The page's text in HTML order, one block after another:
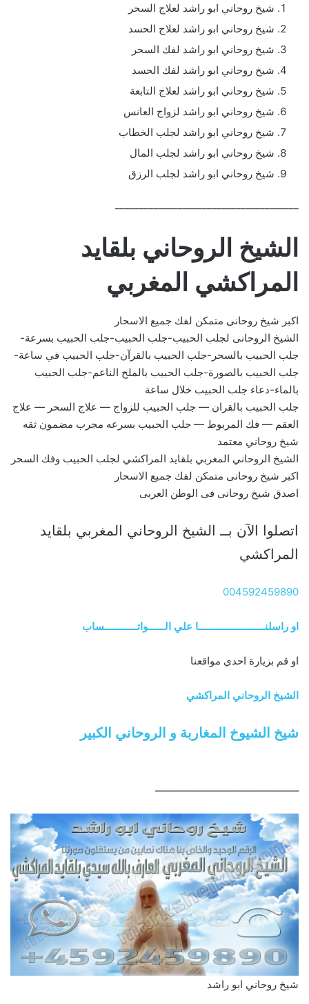
شيخ روحاني ابو راشد لعلاج السحر
شيخ روحاني ابو راشد لعلاج الحسد
شيخ روحاني ابو راشد لفك السحر
شيخ روحاني ابو راشد لفك الحسد
شيخ روحاني ابو راشد لعلاج التابعة
شيخ روحاني ابو راشد لزواج العانس
شيخ روحاني ابو راشد لجلب الخطاب
شيخ روحاني ابو راشد لجلب المال
شيخ روحاني ابو راشد لجلب الرزق
الشيخ الروحاني بلقايد
المراكشي المغربي
اكبر شيخ روحانى متمكن لفك جميع الاسحار
الشيخ الروحانى لجلب الحبيب-جلب الحبيب-جلب الحبيب بسرعة-
جلب الحبيب بالسحر-جلب الحبيب بالقرآن-جلب الحبيب في ساعة-
جلب الحبيب بالصورة-جلب الحبيب بالملح الناعم-جلب الحبيب
بالماء-دعاء جلب الحبيب خلال ساعة
جلب الحبيب بالقران — جلب الحبيب للزواج — علاج السحر — علاج
العقم — فك المربوط — جلب الحبيب بسرعه مجرب مضمون ثقه
شيخ روحاني معتمد
الشيخ الروحاني المغربي بلقايد المراكشي لجلب الحبيب وفك السحر
اكبر شيخ روحانى متمكن لفك جميع الاسحار
اصدق شيخ روحانى فى الوطن العربى
اتصلوا الآن بــ الشيخ الروحاني المغربي بلقايد
المراكشي
004592459890
او راسلنــــــــــــــــــــــــا علي الــــــواتــــــــــــساب
او قم بزيارة احدي مواقعنا
الشيخ الروحاني المراكشي
شيخ الشيوخ المغاربة و الروحاني الكبير
ــــــــــــــــــــــــــــــــــــــــــــــــــــ
شيخ روحاني ابو راشد